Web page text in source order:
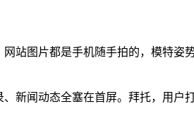
站图片都是手机随手拍的，模特
新闻动态全塞在首屏。拜托，用户